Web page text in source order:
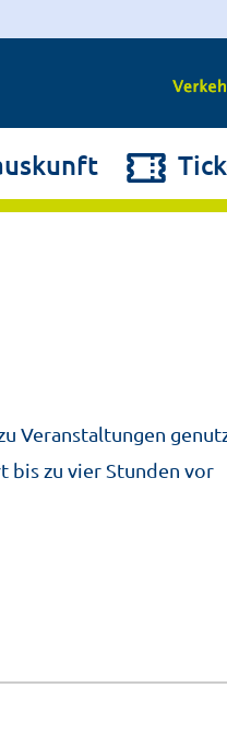
Veranstaltungen
bis zu vier Stunden vor